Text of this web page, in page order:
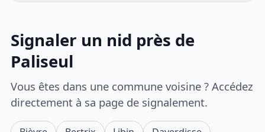
Signaler un nid près de
Paliseul
Vous êtes dans une commune voisine ? Accédez
directement à sa page de signalement.